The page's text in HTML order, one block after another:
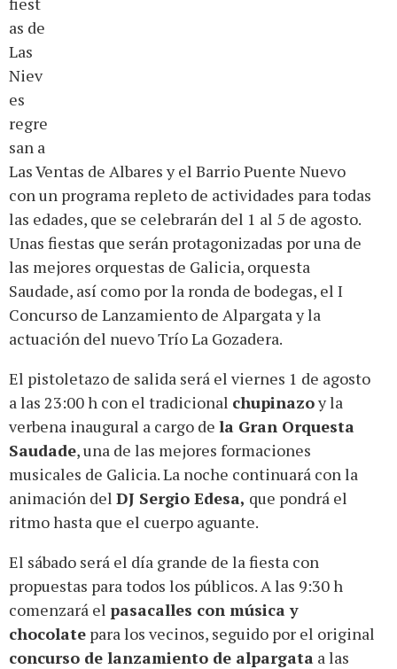
as de
Las
Niev
es
regre
san a
Las Ventas de Albares y el Barrio Puente Nuevo
con un programa repleto de actividades para todas
las edades, que se celebrarán del 1 al 5 de agosto.
Unas fiestas que serán protagonizadas por una de
las mejores orquestas de Galicia, orquesta
Saudade, así como por la ronda de bodegas, el I
Concurso de Lanzamiento de Alpargata y la
actuación del nuevo Trío La Gozadera.
El pistoletazo de salida será el viernes 1 de agosto
a las 23:00 h con el tradicional chupinazoy la
verbena inaugural a cargo de la Gran Orquesta
Saudade, una de las mejores formaciones
musicales de Galicia. La noche continuará con la
animación del DJ Sergio Edesa, que pondrá el
ritmo hasta que el cuerpo aguante.
El sábado será el día grande de la fiesta con
propuestas para todos los públicos. A las 9:30 h
comenzará el pasacalles con música y
chocolate para los vecinos, seguido por el original
concurso de lanzamiento de alpargata a las